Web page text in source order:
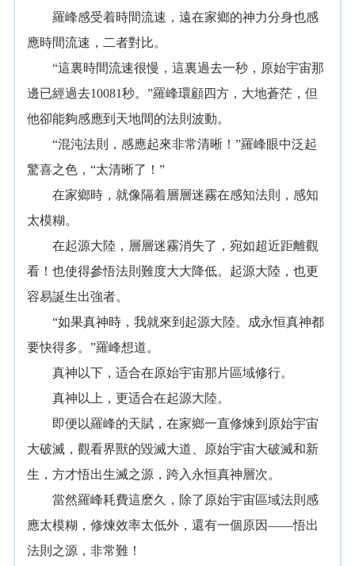
羅峰感受着時間流速，遠在家鄉的神力分身也感
應時間流速，二者對比。
“這裏時間流速很慢，這裏過去一秒，原始宇宙那
邊已經過去10081秒。”羅峰環顧四方，大地蒼茫，但
他卻能夠感應到天地間的法則波動。
“混沌法則，感應起來非常清晰！”羅峰眼中泛起
驚喜之色，“太清晰了！”
在家鄉時，就像隔着層層迷霧在感知法則，感知
太模糊。
在起源大陸，層層迷霧消失了，宛如超近距離觀
看！也使得參悟法則難度大大降低。起源大陸，也更
容易誕生出強者。
“如果真神時，我就來到起源大陸。成永恒真神都
要快得多。”羅峰想道。
真神以下，适合在原始宇宙那片區域修行。
真神以上，更适合在起源大陸。
即便以羅峰的天賦，在家鄉一直修煉到原始宇宙
大破滅，觀看界獸的毀滅大道、原始宇宙大破滅和新
生，方才悟出生滅之源，跨入永恒真神層次。
當然羅峰耗費這麽久，除了原始宇宙區域法則感
應太模糊，修煉效率太低外，還有一個原因——悟出
法則之源，非常難！